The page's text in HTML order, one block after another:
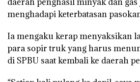
menghadapi keterbatasan
Ia mengaku kerap menyaksikan
para sopir truk yang harus
di SPBU saat kembali ke daerah